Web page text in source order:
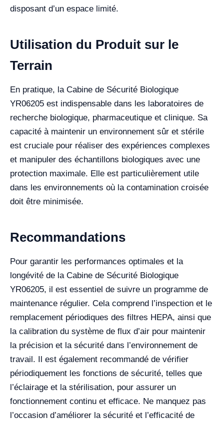
disposant d’un espace limité.
Utilisation du Produit sur le
Terrain
En pratique, la Cabine de Sécurité Biologique
YR06205 est indispensable dans les laboratoires de
recherche biologique, pharmaceutique et clinique. Sa
capacité à maintenir un environnement sûr et stérile
est cruciale pour réaliser des expériences complexes
et manipuler des échantillons biologiques avec une
protection maximale. Elle est particulièrement utile
dans les environnements où la contamination croisée
doit être minimisée.
Recommandations
Pour garantir les performances optimales et la
longévité de la Cabine de Sécurité Biologique
YR06205, il est essentiel de suivre un programme de
maintenance régulier. Cela comprend l’inspection et le
remplacement périodiques des filtres HEPA, ainsi que
la calibration du système de flux d’air pour maintenir
la précision et la sécurité dans l’environnement de
travail. Il est également recommandé de vérifier
périodiquement les fonctions de sécurité, telles que
l’éclairage et la stérilisation, pour assurer un
fonctionnement continu et efficace. Ne manquez pas
l’occasion d’améliorer la sécurité et l’efficacité de